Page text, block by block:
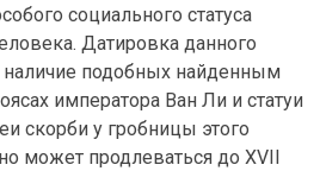
социального статуса
Датировка данного
наличие подобных найденным
императора Ван Ли и статуи
скорби у гробницы этого
может продлеваться до XVII